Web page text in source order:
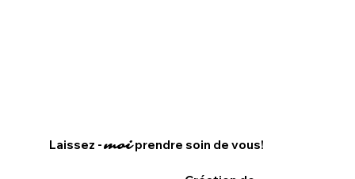
Laissez -moiprendre soin de vous!